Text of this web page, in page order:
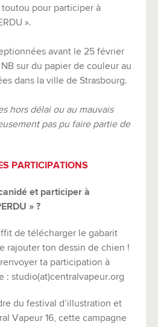
pour participer à
».
avant le 25 février
sur du papier de couleur au
dans la ville de Strasbourg.
hors délai ou au mauvais
pas pu faire partie de
PARTICIPATIONS
et participer à
» ?
de télécharger le gabarit
rajouter ton dessin de chien !
ta participation à
: studio(at)centralvapeur.org
du festival d’illustration et
Vapeur 16, cette campagne